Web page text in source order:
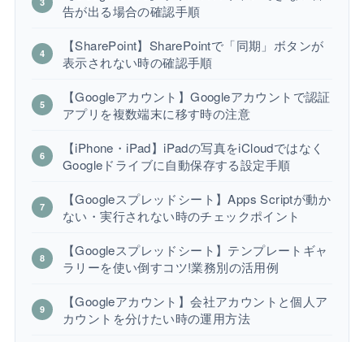
告が出る場合の確認手順
【SharePoint】SharePointで「同期」ボタンが
表示されない時の確認手順
【Googleアカウント】Googleアカウントで認証
アプリを複数端末に移す時の注意
【iPhone・iPad】iPadの写真をiCloudではなく
Googleドライブに自動保存する設定手順
【Googleスプレッドシート】Apps Scriptが動か
ない・実行されない時のチェックポイント
【Googleスプレッドシート】テンプレートギャ
ラリーを使い倒すコツ!業務別の活用例
【Googleアカウント】会社アカウントと個人ア
カウントを分けたい時の運用方法